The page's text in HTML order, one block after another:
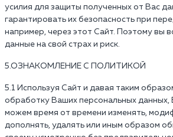
усилия для защиты полученных от Вас
гарантировать их безопасность при
например, через этот Сайт. Поэтому вы
данные на свой страх и риск.
5.ОЗНАКОМЛЕНИЕ С ПОЛИТИКОЙ
5.1 Используя Сайт и давая таким
обработку Ваших персональных данных,
можем время от времени изменять,
дополнять, удалять или иным образом